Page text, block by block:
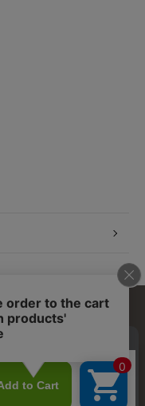
プライバシーポリシー
示 店舗リスト